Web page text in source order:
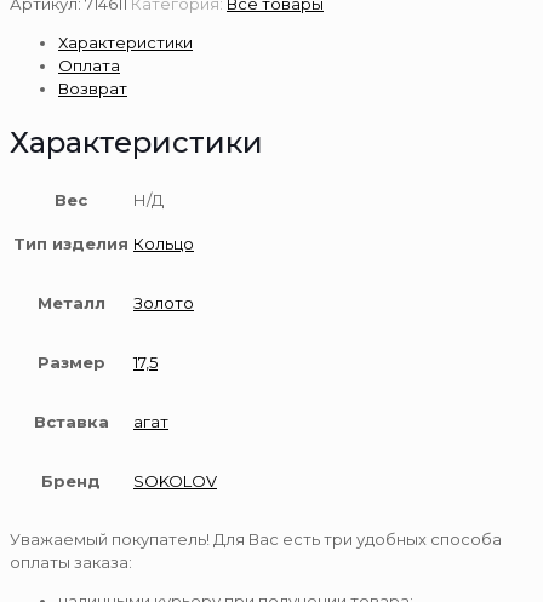
пробы
Характеристики
Оплата
Возврат
Характеристики
Вес Н/Д
Тип изделия Кольцо
Металл Золото
Размер 17,5
Вставка агат
Бренд SOKOLOV
Уважаемый покупатель! Для Вас есть три удобных способа
оплаты заказа: